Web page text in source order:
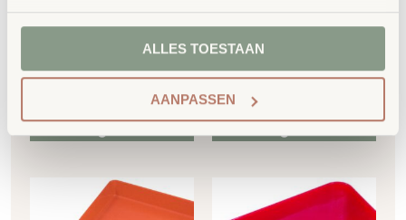
ALLES TOESTAAN
AANPASSEN
€6,33
winkelwagen
Toevoegen aan
winkelwagen